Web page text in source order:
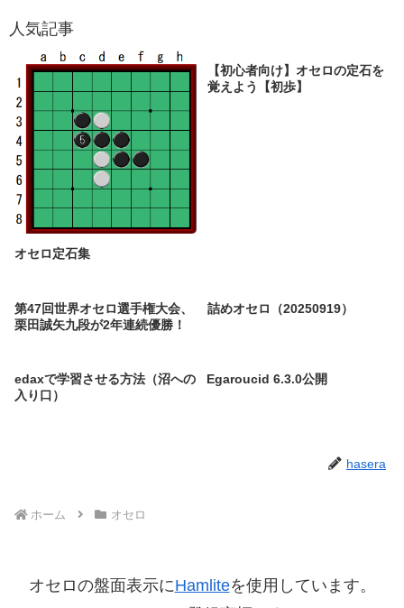
人気記事
オセロ定石集
【初心者向け】オセロの定石を
覚えよう【初歩】
第47回世界オセロ選手権大会、
栗田誠矢九段が2年連続優勝！
詰めオセロ（20250919）
edaxで学習させる方法（沼への
入り口）
Egaroucid 6.3.0公開
hasera
ホーム オセロ
オセロの盤面表示にHamliteを使用しています。